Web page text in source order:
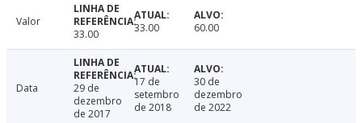
Valor
33.00
33.00 60.00
Data
29 de
dezembro
de 2017
17 de
setembro
de 2018
30 de
dezembro
de 2022